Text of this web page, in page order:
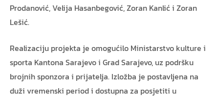
Prodanović, Velija Hasanbegović, Zoran Kanlić i Zoran
Lešić.
Realizaciju projekta je omogućilo Ministarstvo kulture i
sporta Kantona Sarajevo i Grad Sarajevo, uz podršku
brojnih sponzora i prijatelja. Izložba je postavljena na
duži vremenski period i dostupna za posjetiti u